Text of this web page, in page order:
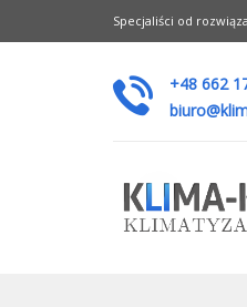
Specjaliści od
+48 662